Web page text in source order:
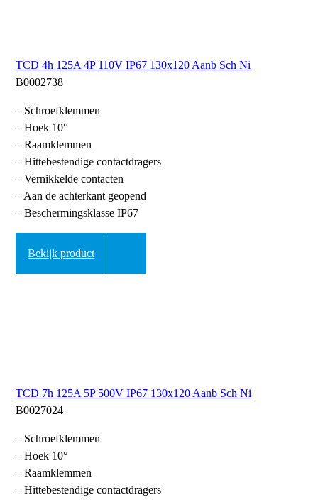
TCD 4h 125A 4P 110V IP67 130x120 Aanb Sch Ni
B0002738
– Schroefklemmen
– Hoek 10°
– Raamklemmen
– Hittebestendige contactdragers
– Vernikkelde contacten
– Aan de achterkant geopend
– Beschermingsklasse IP67
Bekijk product
TCD 7h 125A 5P 500V IP67 130x120 Aanb Sch Ni
B0027024
– Schroefklemmen
– Hoek 10°
– Raamklemmen
– Hittebestendige contactdragers